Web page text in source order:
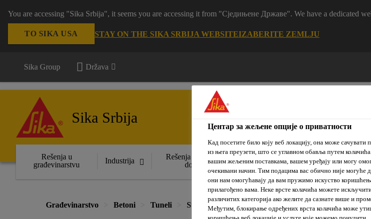
You are accessing "Sika Srbija", it seems you are accessing it from "Сједињене Државе". We have a dedicated
TO SIKA USA STAY ON THE SIKA SRBIJA WEBSITEIZABERITE ZEMLJU
Sika Group Država
Sika Srbija
Rešenja u
građevinarstvu
Industrija
Rešenja za uređenje
domova
Prodajna
mesta
Održivi
razvoj
Građevinarstvo Betoni Tuneli Superplastifikatori Sika® ViscoCrete®-1022
Центар за жељене опције о приватности
Кад посетите било коју веб локацију, она може сачувати
из њега преузети, што се углавном обавља путем
вашим жељеним поставкама, вашем уређају или могу
очекивани начин. Тим подацима вас обично није могуће
они нам омогућавају да вам пружимо искуство коришћења
прилагођено вама. Неке врсте колачића можете
различитих категорија ако желите да сазнате више и
Међутим, блокирање одређених врста колачића може